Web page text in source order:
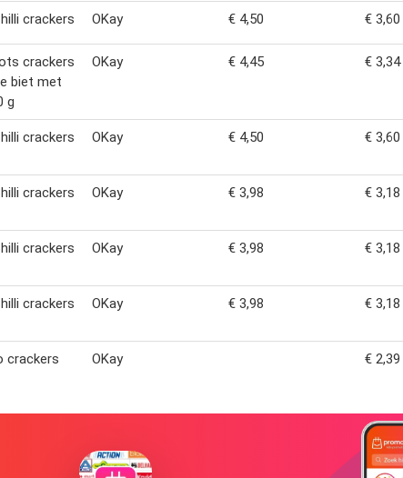
crackers OKay € 4,50 € 3,60
crackers
biet met
g
OKay € 4,45 € 3,34
crackers
OKay € 4,50 € 3,60
crackers
OKay € 3,98 € 3,18
crackers
OKay € 3,98 € 3,18
crackers
OKay € 3,98 € 3,18
crackers OKay € 2,39